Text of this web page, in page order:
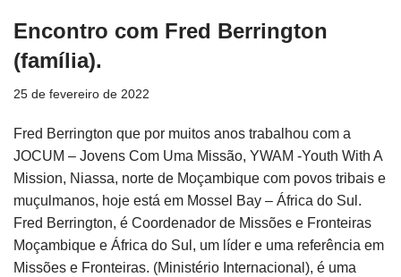
Encontro com Fred Berrington
(família).
25 de fevereiro de 2022
Fred Berrington que por muitos anos trabalhou com a
JOCUM – Jovens Com Uma Missão, YWAM -Youth With A
Mission, Niassa, norte de Moçambique com povos tribais e
muçulmanos, hoje está em Mossel Bay – África do Sul.
Fred Berrington, é Coordenador de Missões e Fronteiras
Moçambique e África do Sul, um líder e uma referência em
Missões e Fronteiras. (Ministério Internacional), é uma